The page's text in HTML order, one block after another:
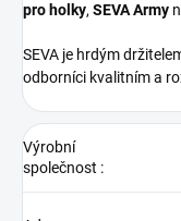
pro holky, SEVA Army
SEVA je hrdým
odborníci kvalitním a
Výrobní
společnost :